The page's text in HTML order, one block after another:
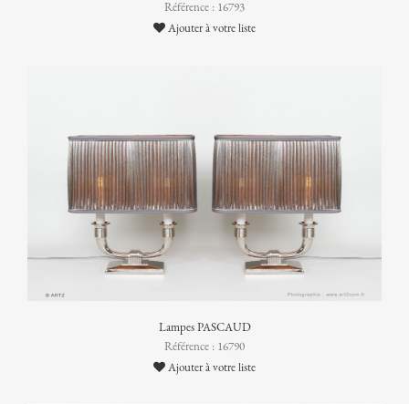
Référence : 16793
Ajouter à votre liste
Lampes PASCAUD
Référence : 16790
Ajouter à votre liste